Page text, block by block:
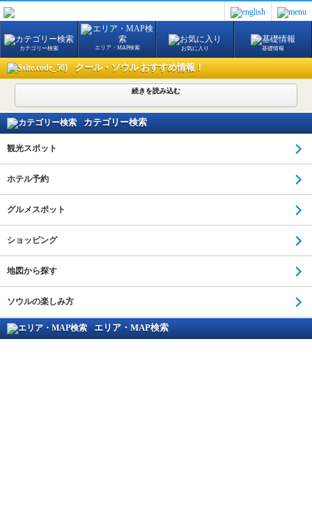
カテゴリー検索 エリア・MAP検索 お気に入り 基礎情報
クール・ソウル おすすめ情報！
続きを読み込む
カテゴリー検索
観光スポット
ホテル予約
グルメスポット
ショッピング
地図から探す
ソウルの楽しみ方
エリア・MAP検索